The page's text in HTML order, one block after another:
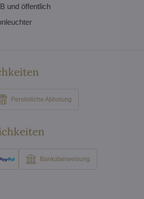
und öffentlich
Persönliche Abholung
Banküberweisung